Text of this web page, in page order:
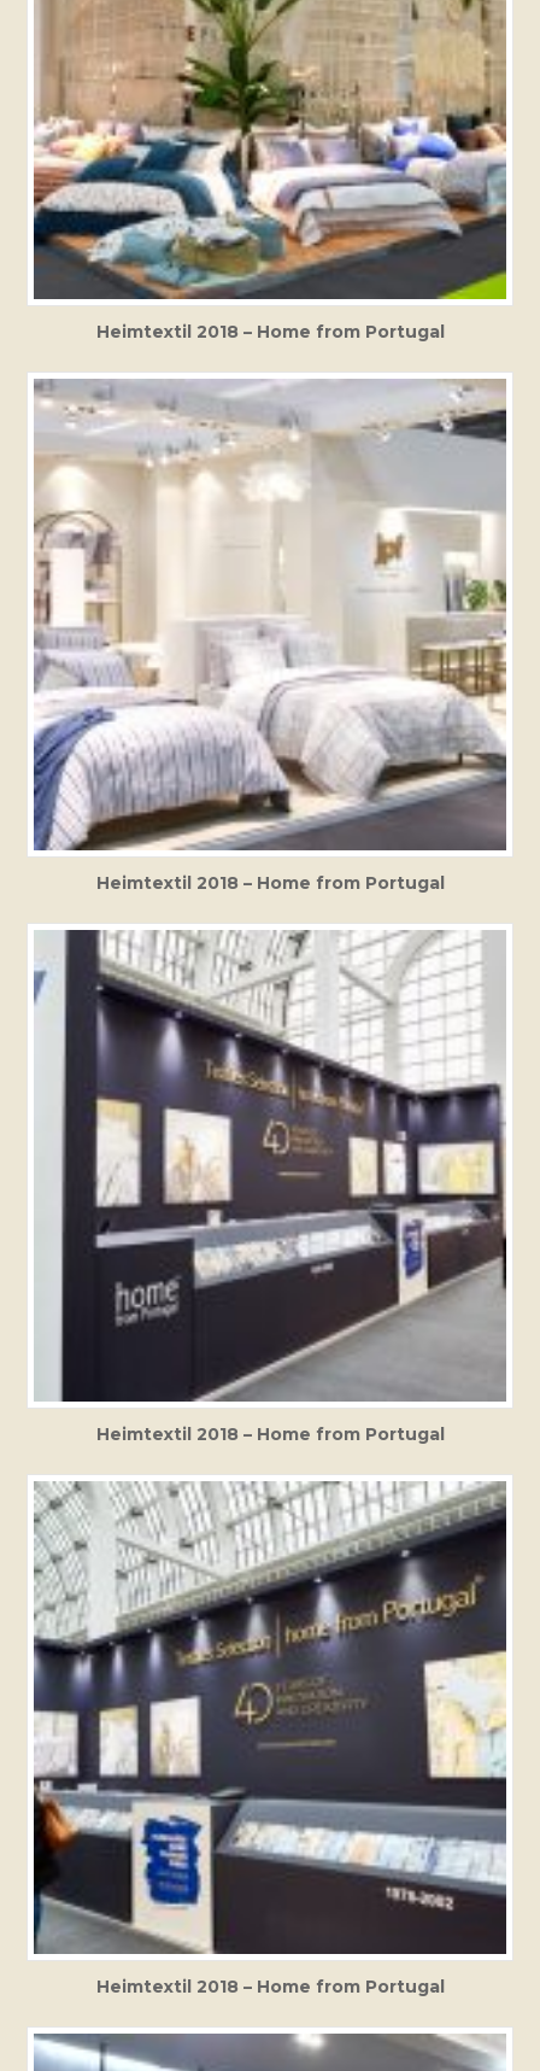
Heimtextil 2018 – Home from Portugal
Heimtextil 2018 – Home from Portugal
Heimtextil 2018 – Home from Portugal
Heimtextil 2018 – Home from Portugal